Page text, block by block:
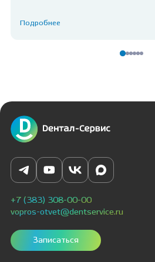
Подробнее
+7 (383) 308-00-00
vopros-otvet@dentservice.ru
Записаться